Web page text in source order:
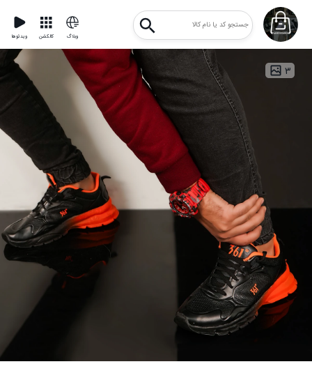
ویدئوها کالکشن وبلاگ
۳